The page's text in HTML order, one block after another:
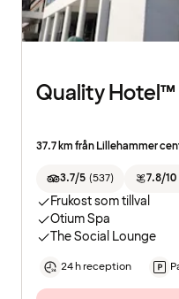
Quality
37.7 km från Lillehammer
3.7/5 (537) 7.8/10
Frukost som tillval
Otium Spa
The Social Lounge
24 h reception